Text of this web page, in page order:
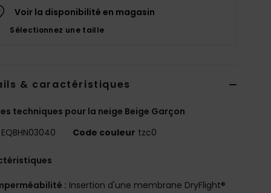
Voir la disponibilité en magasin
Sélectionnez une taille
& caractéristiques
techniques pour la neige Beige Garçon
EQBHN03040 Code couleur tzc0
: Insertion d'une membrane DryFlight®